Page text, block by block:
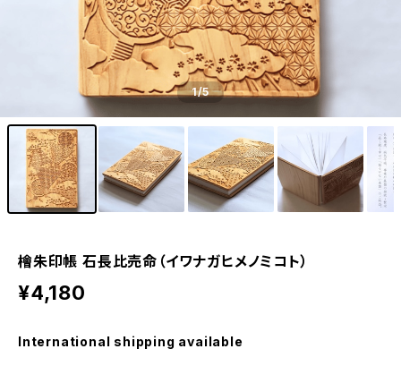
1/5
檜朱印帳 石長比売命（イワナガヒメノミコト）
¥4,180
International shipping available